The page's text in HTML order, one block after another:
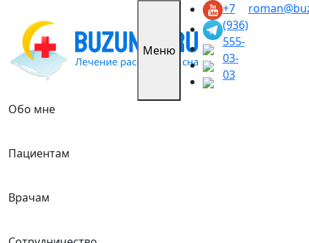
content
Меню
+7
(936)
555-
03-
03
Обо мне
Пациентам
Врачам